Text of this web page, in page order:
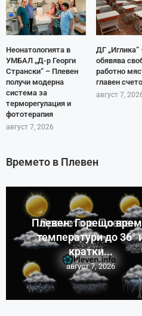
Неонатологията в
УМБАЛ „Д-р Георги
Странски“ – Плевен
получи модерна
система за
терморегулация и
фототерапия
август 7, 2026
ДГ
обявява
работно
главен
август 7,
Времето в Плевен
Плевен: Горещо
температури до 36°
кратки...
август 7, 2026